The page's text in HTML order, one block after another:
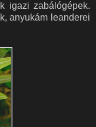
igazi zabálógépek.
anyukám leanderei